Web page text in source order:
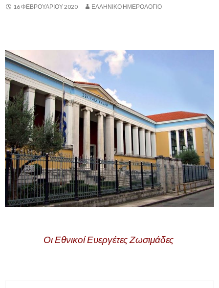
16 ΦΕΒΡΟΥΑΡΊΟΥ 2020 ΕΛΛΗΝΙΚΟ ΗΜΕΡΟΛΟΓΙΟ
Οι Εθνικοί Ευεργέτες Ζωσιμάδες